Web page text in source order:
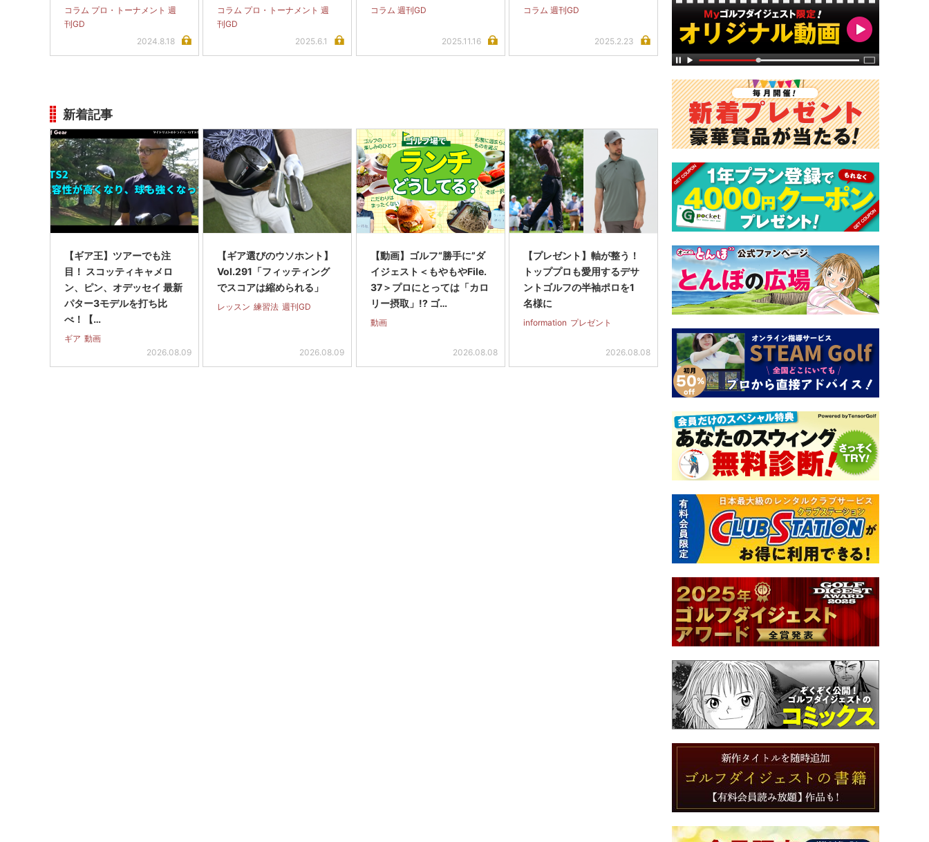
コラム プロ・トーナメント 週
刊GD
2024.8.18
コラム プロ・トーナメント 週
刊GD
2025.6.1
コラム 週刊GD
2025.11.16
コラム 週刊GD
2025.2.23
新着記事
【ギア王】ツアーでも注
目！ スコッティキャメロ
ン、ピン、オデッセイ 最新
パター3モデルを打ち比
べ！【…
ギア 動画
2026.08.09
【ギア選びのウソホント】
Vol.291「フィッティング
でスコアは縮められる」
レッスン 練習法 週刊GD
2026.08.09
【動画】ゴルフ“勝手に”ダ
イジェスト＜もやもやFile.
37＞プロにとっては「カロ
リー摂取」!? ゴ…
動画
2026.08.08
【プレゼント】軸が整う！
トッププロも愛用するデサ
ントゴルフの半袖ポロを1
名様に
information プレゼント
2026.08.08